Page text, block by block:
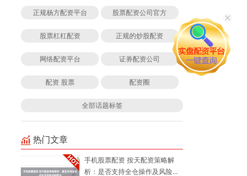
正规杨方配资平台 股票配资公司官方
股票杠杠配资 正规的炒股配资
网络配资平台 证券配资公司
配资 股票 配资圈
全部话题标签
热门文章
手机股票配资 按天配资策略解
析：是否支持全仓操作及风险控